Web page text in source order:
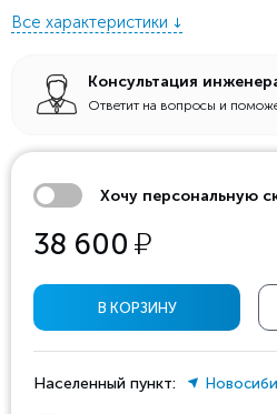
Все характеристики
Консультация
Ответит на вопросы и
Хочу персональную
38 600 у
В КОРЗИНУ
Населенный пункт: